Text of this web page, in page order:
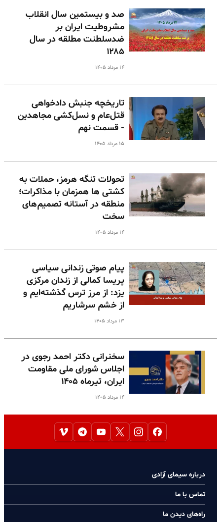
صد و بیستمین سال انقلاب
مشروطیت ایران بر
ضدسلطنت مطلقه در سال
۱۲۸۵
۱۴ مرداد ۱۴۰۵
تاریخچه جنبش دادخواهی
قتل‌عام و نسل‌کشی مجاهدین
- قسمت نهم
۱۵ مرداد ۱۴۰۵
تحولات تنگه هرمز، حملات به
کشتی ها همزمان با مذاکرات؛
منطقه در آستانه تصمیم‌های
سخت
۱۴ مرداد ۱۴۰۵
پیام صوتی زندانی سیاسی
پریسا کمالی از زندان مرکزی
یزد: از مرز ترس گذشته‌ایم و
از خشم سرشاریم
۱۳ مرداد ۱۴۰۵
سخنرانی دکتر احمد رجوی در
اجلاس شورای ملی مقاومت
ایران، تیرماه ۱۴۰۵
۱۴ مرداد ۱۴۰۵
درباره سیمای آزادی
تماس با ما
راه‌های دیدن ما